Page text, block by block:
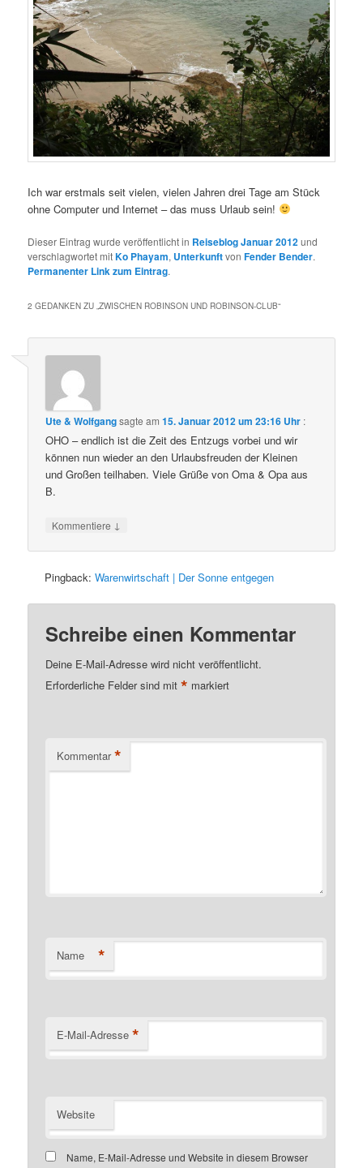
Ich war erstmals seit vielen, vielen Jahren drei Tage am Stück
ohne Computer und Internet – das muss Urlaub sein!
Dieser Eintrag wurde veröffentlicht in Reiseblog Januar 2012und
verschlagwortet mitKo Phayam, UnterkunftvonFender Bender.
Permanenter Link zum Eintrag.
2 GEDANKEN ZU „ZWISCHEN ROBINSON UND ROBINSON-CLUB“
Ute & Wolfgangsagte am15. Januar 2012 um 23:16 Uhr :
OHO – endlich ist die Zeit des Entzugs vorbei und wir
können nun wieder an den Urlaubsfreuden der Kleinen
und Großen teilhaben. Viele Grüße von Oma & Opa aus
B.
Kommentiere ↓
Pingback:Warenwirtschaft | Der Sonne entgegen
Schreibe einen Kommentar
Deine E-Mail-Adresse wird nicht veröffentlicht.
Erforderliche Felder sind mit* markiert
Kommentar *
Name *
E-Mail-Adresse *
Website
Name, E-Mail-Adresse und Website in diesem Browser